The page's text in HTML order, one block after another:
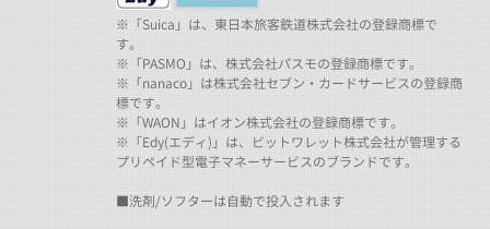
※「Suica」は、東日本旅客鉄道株式会社の登録商標で
す。
※「PASMO」は、株式会社パスモの登録商標です。
※「nanaco」は株式会社セブン・カードサービスの登録商
標です。
※「WAON」はイオン株式会社の登録商標です。
※「Edy(エディ)」は、ビットワレット株式会社が管理する
プリペイド型電子マネーサービスのブランドです。
■洗剤/ソフターは自動で投入されます